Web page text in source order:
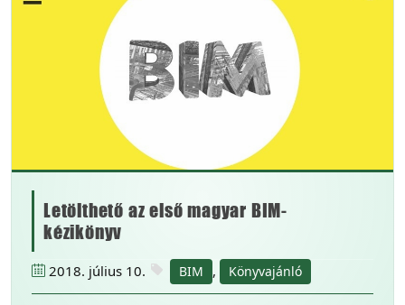
Letölthető az első magyar BIM-
kézikönyv
2018. július 10. BIM , Könyvajánló